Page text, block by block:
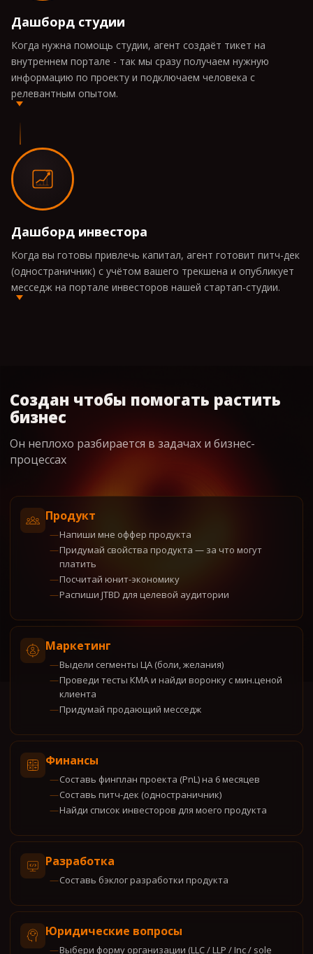
Дашборд студии
Когда нужна помощь студии, агент создаёт тикет на
внутреннем портале - так мы сразу получаем нужную
информацию по проекту и подключаем человека с
релевантным опытом.
Дашборд инвестора
Когда вы готовы привлечь капитал, агент готовит питч-дек
(одностраничник) с учётом вашего трекшена и опубликует
месседж на портале инвесторов нашей стартап-студии.
Создан чтобы помогать растить
бизнес
Он неплохо разбирается в задачах и бизнес-
процессах
Продукт
Напиши мне оффер продукта
Придумай свойства продукта — за что могут
платить
Посчитай юнит-экономику
Распиши JTBD для целевой аудитории
Маркетинг
Выдели сегменты ЦА (боли, желания)
Проведи тесты КМА и найди воронку с мин.ценой
клиента
Придумай продающий месседж
Финансы
Составь финплан проекта (PnL) на 6 месяцев
Составь питч-дек (одностраничник)
Найди список инвесторов для моего продукта
Разработка
Составь бэклог разработки продукта
Юридические вопросы
Выбери форму организации (LLC / LLP / Inc / sole